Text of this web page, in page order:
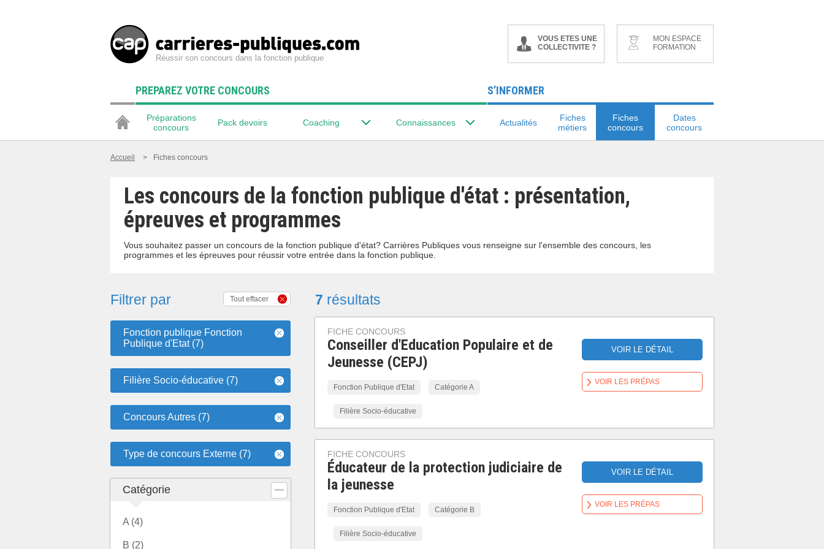
Réussir son concours dans la fonction publique
VOUS ETES UNE
COLLECTIVITE ?
MON ESPACE
FORMATION
PREPAREZ VOTRE CONCOURS
Préparations
concours
Pack devoirs Coaching Connaissances
S’INFORMER
Actualités
Fiches
métiers
Fiches
concours
Dates
concours
Accueil > Fiches concours
Les concours de la fonction publique d'état : présentation,
épreuves et programmes
Vous souhaitez passer un concours de la fonction publique d'état? Carrières Publiques vous renseigne sur l'ensemble des concours, les
programmes et les épreuves pour réussir votre entrée dans la fonction publique.
Filtrer par Tout effacer
Fonction publique Fonction
Publique d'Etat (7)
Filière Socio-éducative (7)
Concours Autres (7)
Type de concours Externe (7)
Catégorie
A (4)
B (2)
7 résultats
FICHE CONCOURS
Conseiller d'Education Populaire et de
Jeunesse (CEPJ)
Fonction Publique d'Etat Catégorie A
Filière Socio-éducative
VOIR LE DÉTAIL
VOIR LES PRÉPAS
FICHE CONCOURS
Éducateur de la protection judiciaire de
la jeunesse
Fonction Publique d'Etat Catégorie B
Filière Socio-éducative
VOIR LE DÉTAIL
VOIR LES PRÉPAS